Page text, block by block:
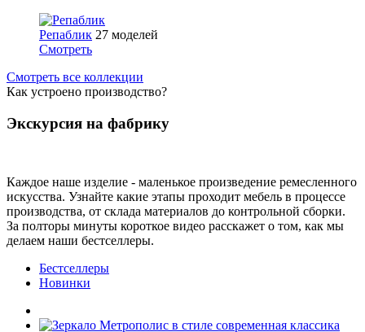
Репаблик 27 моделей
Смотреть
Смотреть все коллекции
Как устроено производство?
Экскурсия на фабрику
Каждое наше изделие - маленькое произведение ремесленного
искусства. Узнайте какие этапы проходит мебель в процессе
производства, от склада материалов до контрольной сборки.
За полторы минуты короткое видео расскажет о том, как мы
делаем наши бестселлеры.
Бестселлеры
Новинки